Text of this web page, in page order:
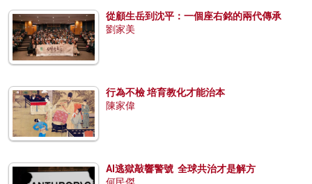
從顧生岳到沈平：一個座右銘的兩代傳承
劉家美
行為不檢 培育教化才能治本
陳家偉
AI逃獄敲響警號 全球共治才是解方